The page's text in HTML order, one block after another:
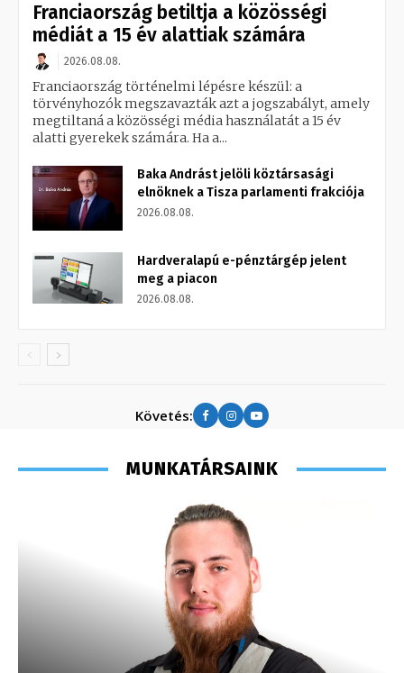
Franciaország betiltja a közösségi
médiát a 15 év alattiak számára
2026.08.08.
Franciaország történelmi lépésre készül: a
törvényhozók megszavazták azt a jogszabályt, amely
megtiltaná a közösségi média használatát a 15 év
alatti gyerekek számára. Ha a...
Baka Andrást jelöli köztársasági
elnöknek a Tisza parlamenti frakciója
2026.08.08.
Hardveralapú e-pénztárgép jelent
meg a piacon
2026.08.08.
Követés:
MUNKATÁRSAINK